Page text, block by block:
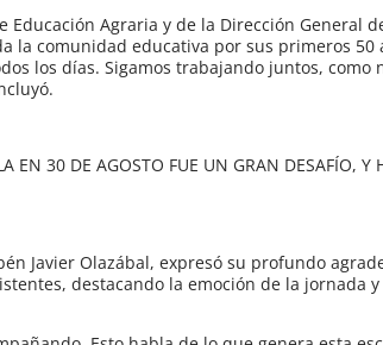
Agraria y de la Dirección General
la comunidad educativa por sus primeros 50
los días. Sigamos trabajando juntos, como
EN 30 DE AGOSTO FUE UN GRAN DESAFÍO, Y
Javier Olazábal, expresó su profundo
destacando la emoción de la jornada